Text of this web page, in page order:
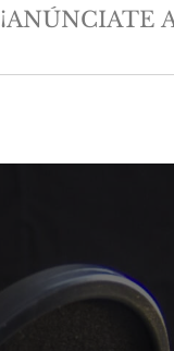
¡ANÚNCIATE